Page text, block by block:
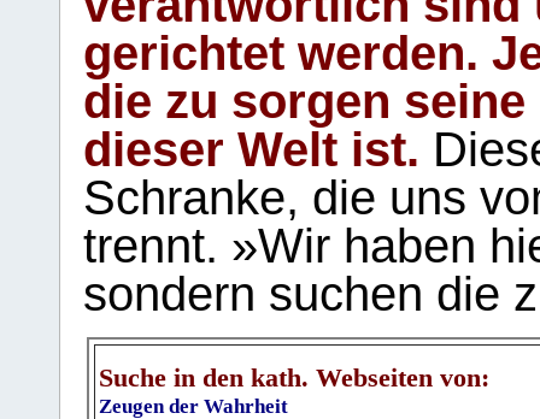
gerichtet werden.
die zu sorgen
dieser Welt ist.
Schranke, die uns
trennt. »Wir haben
sondern suchen die
Suche in den kath. Webseiten von:
Zeugen der Wahrheit